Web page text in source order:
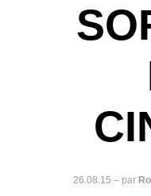
26.08.15 – par